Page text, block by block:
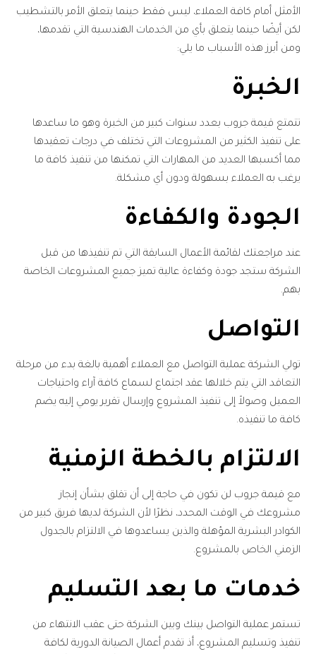
الأمثل أمام كافة العملاء، ليس فقط حينما يتعلق الأمر بالتشطيب
لكن أيضًا حينما يتعلق بأي من الخدمات الهندسية التي تقدمها،
ومن أبرز هذه الأسباب ما يلي:
الخبرة
تتمتع قيمة جروب بعدد سنوات كبير من الخبرة وهو ما ساعدها
على تنفيذ الكثير من المشروعات التي تختلف في درجات تعقيدها
مما أكسبها العديد من المهارات التي تمكنها من تنفيذ كافة ما
يرغب به العملاء بسهولة ودون أي مشكلة.
الجودة والكفاءة
عند مراجعتك لقائمة الأعمال السابقة التي تم تنفيذها من قبل
الشركة ستجد جودة وكفاءة عالية تميز جميع المشروعات الخاصة
بهم.
التواصل
تولي الشركة عملية التواصل مع العملاء أهمية بالغة بدء من مرحلة
التعاقد التي يتم خلالها عقد اجتماع لسماع كافة آراء واحتياجات
العميل وصولاً إلى تنفيذ المشروع وإرسال تقرير يومي إليه يضم
كافة ما تنفيذه.
الالتزام بالخطة الزمنية
مع قيمة جروب لن تكون في حاجة إلى أن تقلق بشأن إنجاز
مشروعك في الوقت المحدد، نظرًا لأن الشركة لديها فريق كبير من
الكوادر البشرية المؤهلة والذين يساعدوها في الالتزام بالجدول
الزمني الخاص بالمشروع.
خدمات ما بعد التسليم
تستمر عملية التواصل بينك وبين الشركة حتى عقب الانتهاء من
تنفيذ وتسليم المشروع، أذ تقدم أعمال الصيانة الدورية لكافة